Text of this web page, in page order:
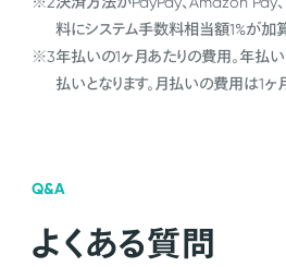
料にシステム手数料相当額1%が加算
※3年払いの1ヶ月あたりの費用。年払い
払いとなります。月払いの費用は1ヶ
Q&A
よくある質問